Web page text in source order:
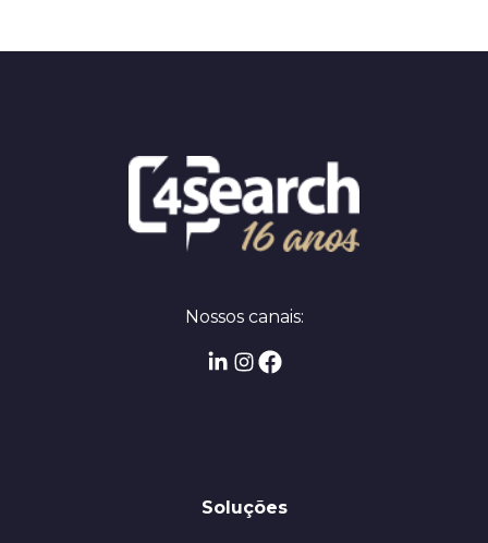
Nossos canais:
Soluções